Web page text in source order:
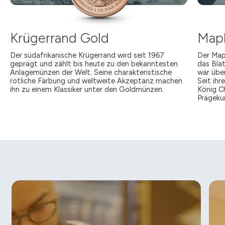
Krügerrand Gold
Der südafrikanische Krügerrand wird seit 1967
geprägt und zählt bis heute zu den bekanntesten
Anlagemünzen der Welt. Seine charakteristische
rötliche Färbung und weltweite Akzeptanz machen
ihn zu einem Klassiker unter den Goldmünzen.
Der
das
war
Seit
König